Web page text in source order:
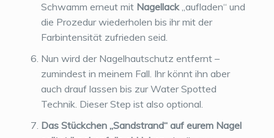
Schwamm erneut mit Nagellack„aufladen“ und
die Prozedur wiederholen bis ihr mit der
Farbintensität zufrieden seid.
Nun wird der Nagelhautschutz entfernt –
zumindest in meinem Fall. Ihr könnt ihn aber
auch drauf lassen bis zur Water Spotted
Technik. Dieser Step ist also optional.
Das Stückchen „Sandstrand“ auf eurem Nagel